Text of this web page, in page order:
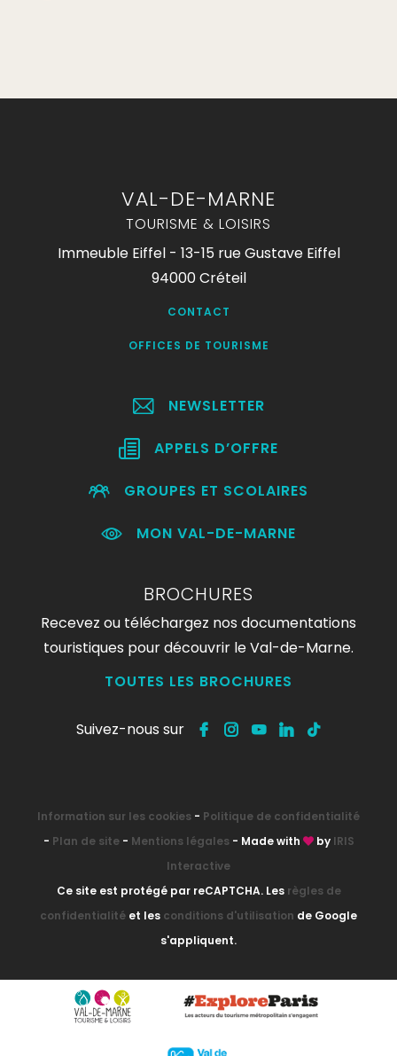
VAL-DE-MARNE
TOURISME & LOISIRS
Immeuble Eiffel - 13-15 rue Gustave Eiffel
94000 Créteil
CONTACT
OFFICES DE TOURISME
NEWSLETTER
APPELS D’OFFRE
GROUPES ET SCOLAIRES
MON VAL-DE-MARNE
BROCHURES
Recevez ou téléchargez nos documentations
touristiques pour découvrir le Val-de-Marne.
TOUTES LES BROCHURES
Suivez-nous sur
Information sur les cookies - Politique de confidentialité
- Plan de site- Mentions légales- Made with by IRIS
Interactive
Ce site est protégé par reCAPTCHA. Les règles de
confidentialité et les conditions d'utilisation de Google
s'appliquent.